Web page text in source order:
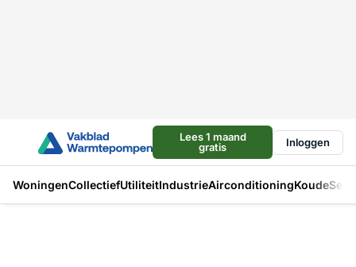
Lees 1 maand
gratis
Inloggen
WoningenCollectiefUtiliteitIndustrieAirconditioningKoude